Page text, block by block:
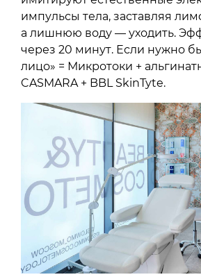
импульсы тела, заставляя
а лишнюю воду — уходить.
через 20 минут. Если нужно
лицо» = Микротоки +
CASMARA + BBL SkinTyte.